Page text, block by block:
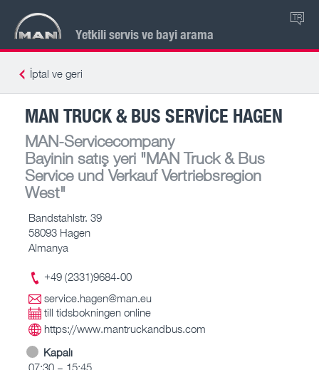
Yetkili servis ve bayi arama
TR
İptal ve geri
MAN TRUCK & BUS SERVICE HAGEN
MAN-Servicecompany
Bayinin satış yeri "MAN Truck & Bus
Service und Verkauf Vertriebsregion
West"
Bandstahlstr. 39
58093 Hagen
Almanya
+49 (2331)9684-00
service.hagen@man.eu
till tidsbokningen online
https://www.mantruckandbus.com
Kapalı
07:30 – 15:45